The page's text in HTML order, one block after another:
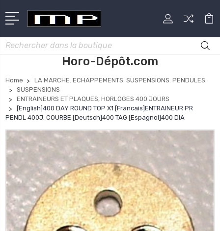
Rechercher
Horo-Dépôt.com
Home
LA MARCHE. ECHAPPEMENTS. SUSPENSIONS. PENDULES.
SUSPENSIONS
ENTRAINEURS ET PLAQUES, HORLOGES 400 JOURS
[English]400 DAY ROUND TOP X1 [Francais]ENTRAINEUR PR
PENDL 400J. COURBE [Deutsch]400 TAG [Espagnol]400 DIA